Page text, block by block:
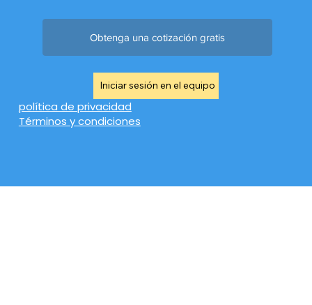
Obtenga una cotización gratis
Iniciar sesión en el equipo
política de privacidad
Términos y condiciones